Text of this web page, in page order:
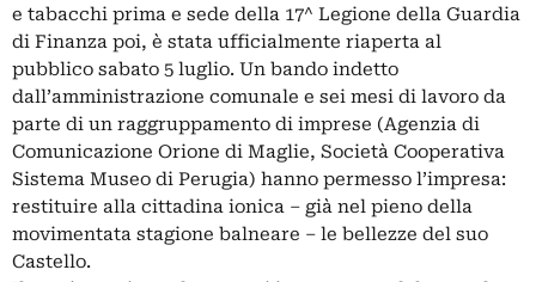
e tabacchi prima e sede della 17^ Legione della Guardia
di Finanza poi, è stata ufficialmente riaperta al
pubblico sabato 5 luglio. Un bando indetto
dall’amministrazione comunale e sei mesi di lavoro da
parte di un raggruppamento di imprese (Agenzia di
Comunicazione Orione di Maglie, Società Cooperativa
Sistema Museo di Perugia) hanno permesso l’impresa:
restituire alla cittadina ionica – già nel pieno della
movimentata stagione balneare – le bellezze del suo
Castello.